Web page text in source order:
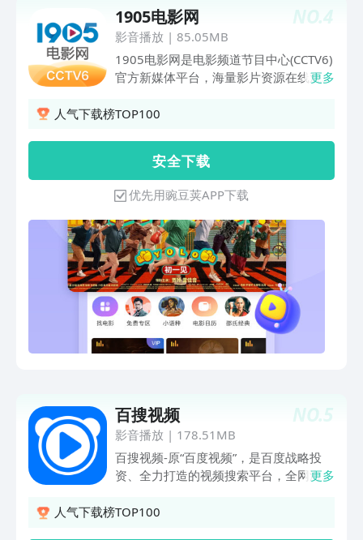
三季》赛博水墨炸燃视听盛宴
NO.4
1905电影网
影音播放 | 85.05MB
1905电影网是电影频道节目中心(CCTV6)
官方新媒体平台，海量影片资源在线观
时观看CCTV6电影频道，全程直击电影节
电影品电影就上1905电影网，开启电
影“美”一刻，一起度过好时光。【万部大
片点播】：汇聚经典国产影片、院线新
片，与你分享精彩好电影。【CCTV6同步
放送】：电影频道精彩节目同步直播，支
持回看，无论你在哪里，精彩永不错过。
【M观影团】：电影首映礼、主创见面会
免费参加，现场聆听创作故事，快来与明
星主创零距离交流吧。【海量影视短视
频】：挖掘宝藏电影，解析精彩内容，更
新鲜更有趣。【高清修复】：超高清修复
共赏银幕经典，体味不一样的电影人生。
【会员福利多】：免费大片、去广告、独
享加速、超清观影……还有免费电影票、
影视周边等你拿，打造专属你的会员福
更多
人气下载榜TOP100
安 全 下 载
优先用豌豆荚APP下载
NO.5
百搜视频
影音播放 | 178.51MB
百搜视频-原“百度视频”，是百度战略投
资、全力打造的视频搜索平台，全网海量
少儿动画、综艺节目、纪录片等……应有
更多
人气下载榜TOP100